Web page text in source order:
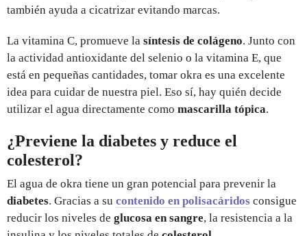
también ayuda a cicatrizar evitando marcas.
La vitamina C, promueve la síntesis de colágeno. Junto con
la actividad antioxidante del selenio o la vitamina E, que
está en pequeñas cantidades, tomar okra es una excelente
idea para cuidar de nuestra piel. Eso sí, hay quién decide
utilizar el agua directamente como mascarilla tópica.
¿Previene la diabetes y reduce el
colesterol?
El agua de okra tiene un gran potencial para prevenir la
diabetes. Gracias a su contenido en polisacáridos consigue
reducir los niveles de glucosa en sangre, la resistencia a la